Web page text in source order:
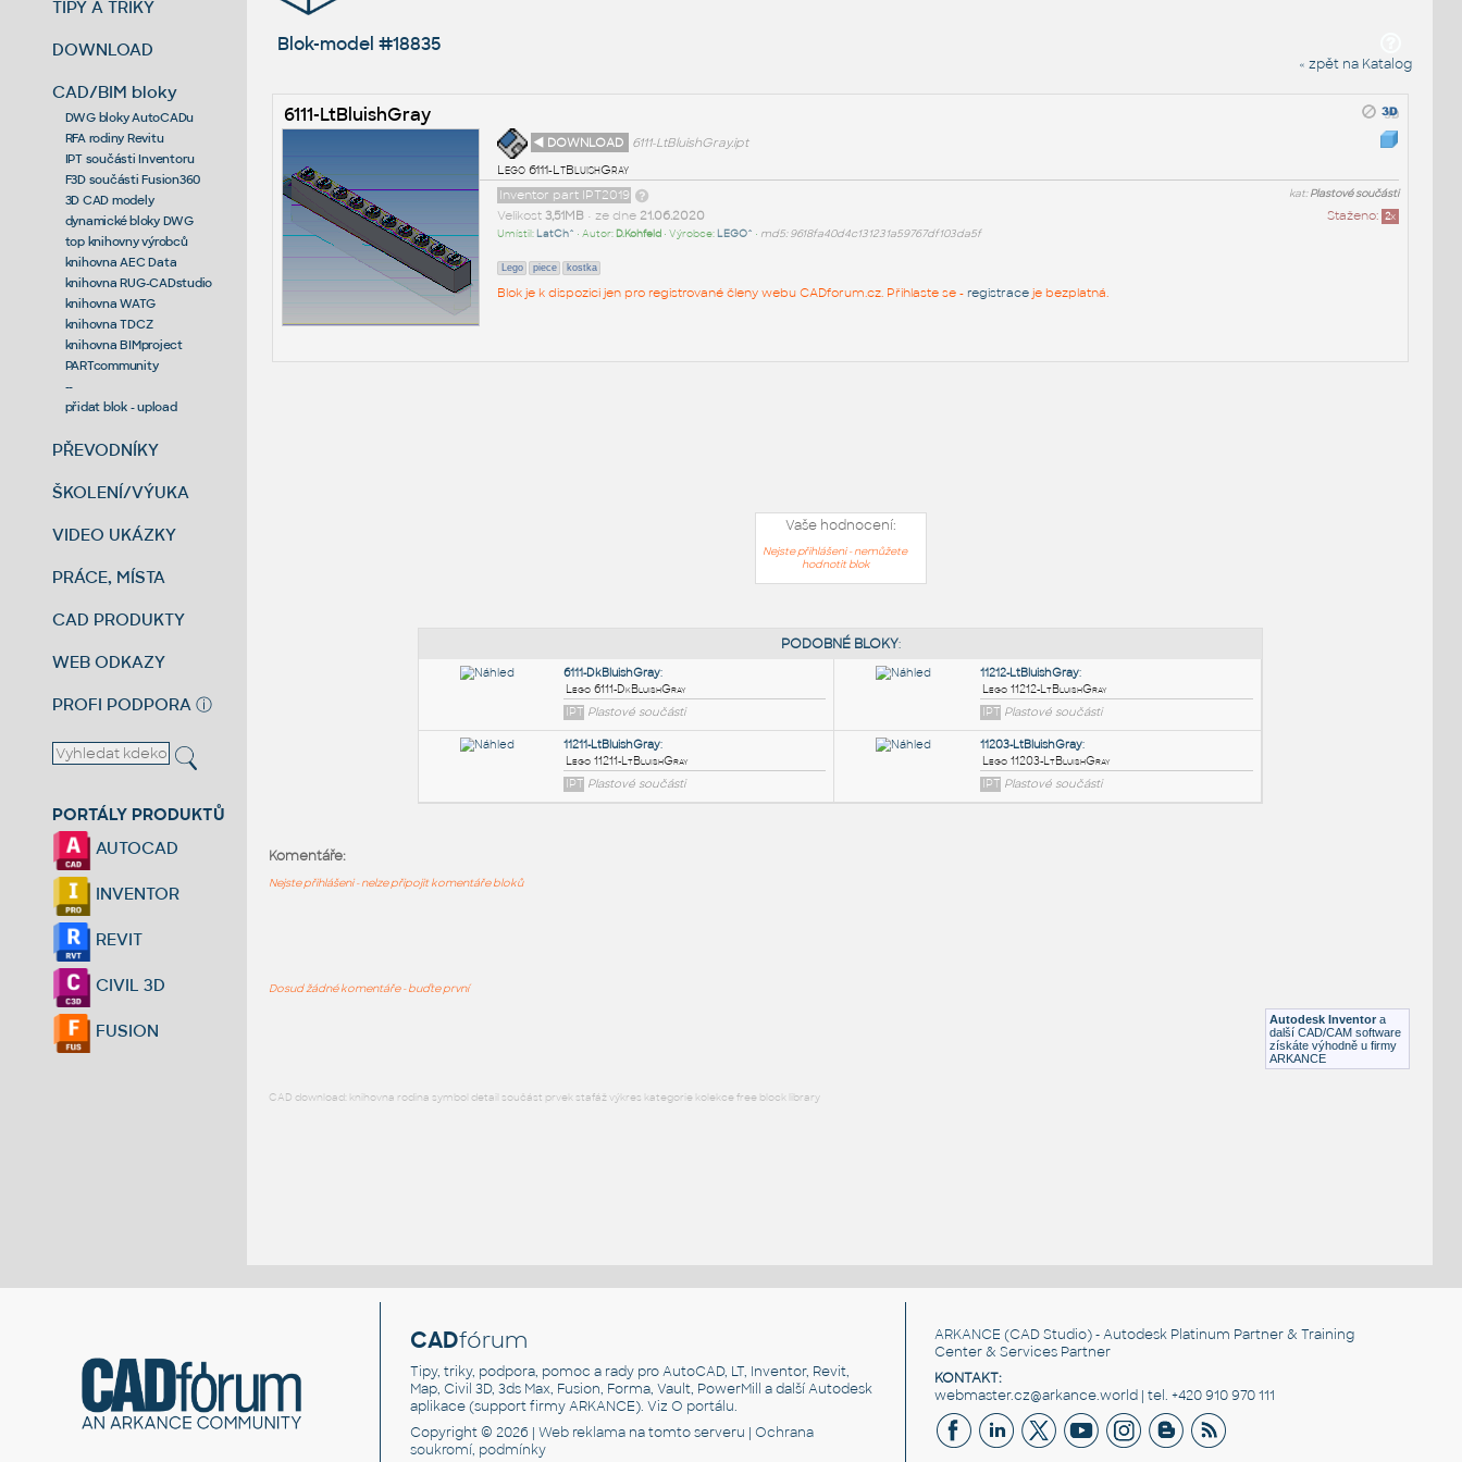
TIPY A TRIKY
DOWNLOAD
CAD/BIM bloky
DWG bloky AutoCADu
RFA rodiny Revitu
IPT součásti Inventoru
F3D součásti Fusion360
3D CAD modely
dynamické bloky DWG
top knihovny výrobců
knihovna AEC Data
knihovna RUG-CADstudio
knihovna WATG
knihovna TDCZ
knihovna BIMproject
PARTcommunity
--
přidat blok - upload
PŘEVODNÍKY
ŠKOLENÍ/VÝUKA
VIDEO UKÁZKY
PRÁCE, MÍSTA
CAD PRODUKTY
WEB ODKAZY
PROFI PODPORA ⓘ
PORTÁLY PRODUKTŮ
AUTOCAD
INVENTOR
REVIT
CIVIL 3D
FUSION
Blok-model #18835
« zpět na Katalog
6111-LtBluishGray
◄ DOWNLOAD
6111-LtBluishGray.ipt
Lego 6111-LtBluishGray
kat:Plastové součásti
Inventor part IPT2019
Staženo: 2x
Velikost 3,51MB• ze dne 21.06.2020
Umístil: LatCh^ • Autor: D.Kohfeld• Výrobce: LEGO^ • md5: 9618fa40d4c131231a59767df103da5f
Lego piece kostka
Blok je k dispozici jen pro registrované členy webu CADforum.cz. Přihlaste se - registraceje bezplatná.
Vaše hodnocení:
Nejste přihlášeni - nemůžete
hodnotit blok
Plastové součásti
Autodesk Inventor a
další CAD/CAM software
získáte výhodně u firmy
ARKANCE
Komentáře:
Nejste přihlášeni - nelze připojit komentáře bloků
Dosud žádné komentáře - buďte první
CAD download: knihovna rodina symbol detail součást prvek stafáž výkres kategorie kolekce free block library
CADfórum
Tipy, triky, podpora, pomoc a rady pro AutoCAD, LT, Inventor, Revit,
Map, Civil 3D, 3ds Max, Fusion, Forma, Vault, PowerMill a další Autodesk
aplikace (support firmy ARKANCE). VizO portálu.
Copyright © 2026 |Web reklama na tomto serveru |Ochrana
soukromí, podmínky
ARKANCE (CAD Studio) - Autodesk Platinum Partner & Training
Center & Services Partner
KONTAKT:
webmaster.cz@arkance.world | tel. +420 910 970 111